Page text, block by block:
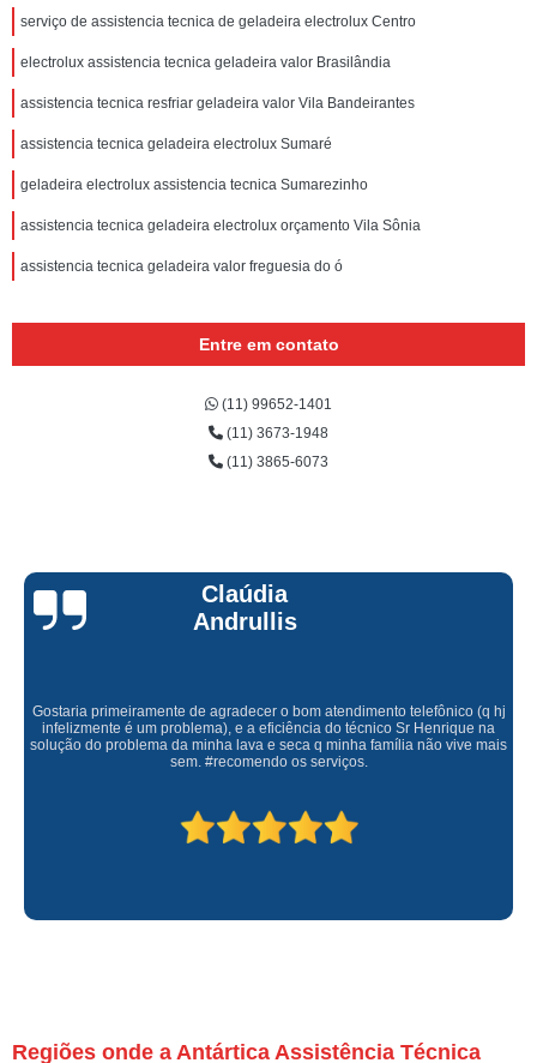
serviço de assistencia tecnica de geladeira electrolux Centro
electrolux assistencia tecnica geladeira valor Brasilândia
assistencia tecnica resfriar geladeira valor Vila Bandeirantes
assistencia tecnica geladeira electrolux Sumaré
geladeira electrolux assistencia tecnica Sumarezinho
assistencia tecnica geladeira electrolux orçamento Vila Sônia
assistencia tecnica geladeira valor freguesia do ó
Entre em contato
(11) 99652-1401
(11) 3673-1948
(11) 3865-6073
Claúdia
Andrullis
Gostaria primeiramente de agradecer o bom atendimento telefônico (q hj
infelizmente é um problema), e a eficiência do técnico Sr Henrique na
solução do problema da minha lava e seca q minha família não vive mais
sem. #recomendo os serviços.
Regiões onde a Antártica Assistência Técnica